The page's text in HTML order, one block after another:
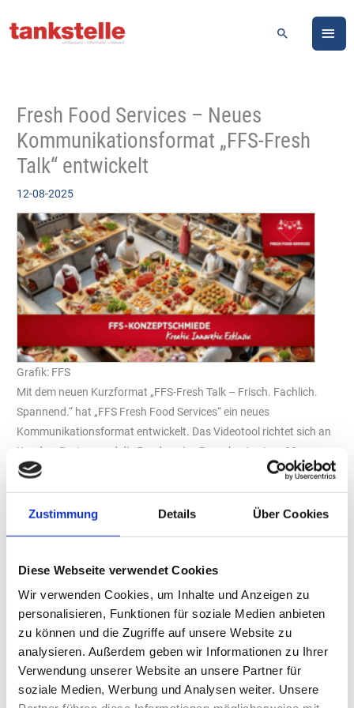
Zustimmung Details Über Cookies
Diese Webseite verwendet Cookies
Wir verwenden Cookies, um Inhalte und Anzeigen zu
personalisieren, Funktionen für soziale Medien anbieten
zu können und die Zugriffe auf unsere Website zu
analysieren. Außerdem geben wir Informationen zu Ihrer
Verwendung unserer Website an unsere Partner für
soziale Medien, Werbung und Analysen weiter. Unsere
Inhalt
Suchen
Fresh Food Services – Neues
Kommunikationsformat „FFS-Fresh
Talk“ entwickelt
12-08-2025
Grafik: FFS
Mit dem neuen Kurzformat „FFS-Fresh Talk – Frisch. Fachlich.
Spannend.“ hat „FFS Fresh Food Services“ ein neues
Kommunikationsformat entwickelt. Das Videotool richtet sich an
Kunden, Partner und die Foodservice-Branche. In etwa 90
Sekunden vermitteln Mitarbeiter des Unternehmens fachliche
Informationen zu aktuellen Branchenthemen,
Marktentwicklungen und gastronomischen Trends.
Die erste Folge behandelt die „FFS-Konzeptschmiede“ – eine
Lösungen. „Unsere Konzeptschmiede arbeitet als Ideengeber und
Sparringspartner für Kunden aus verschiedenen Bereichen der
Außer-Haus-Verpflegung“, erläutert Henrik Brüggen, Diplom-
Lebensmitteltechnologe und Verantwortlicher für die „FFS-
Konzeptschmiede“. „Von der Idee zum fertigen Produkt – bei FFS
erfolgt die Umsetzung aus einer Hand.“
Prägnante Vermittlung von Fachthemen